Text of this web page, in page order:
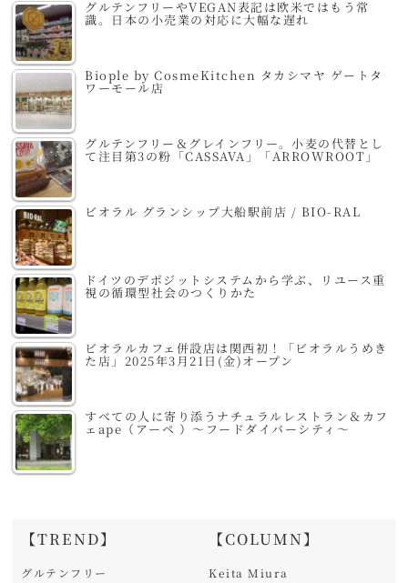
グルテンフリーやVEGAN表記は欧米ではもう常
識。日本の小売業の対応に大幅な遅れ
Biople by CosmeKitchen タカシマヤ ゲートタ
ワーモール店
グルテンフリー＆グレインフリー。小麦の代替とし
て注目第3の粉「CASSAVA」「ARROWROOT」
ビオラル グランシップ大船駅前店 / BIO-RAL
ドイツのデポジットシステムから学ぶ、リユース重
視の循環型社会のつくりかた
ビオラルカフェ併設店は関西初！「ビオラルうめき
た店」2025年3月21日(金)オープン
すべての人に寄り添うナチュラルレストラン＆カフ
ェape（アーペ ）～フードダイバーシティ～
【TREND】
グルテンフリー
【COLUMN】
Keita Miura